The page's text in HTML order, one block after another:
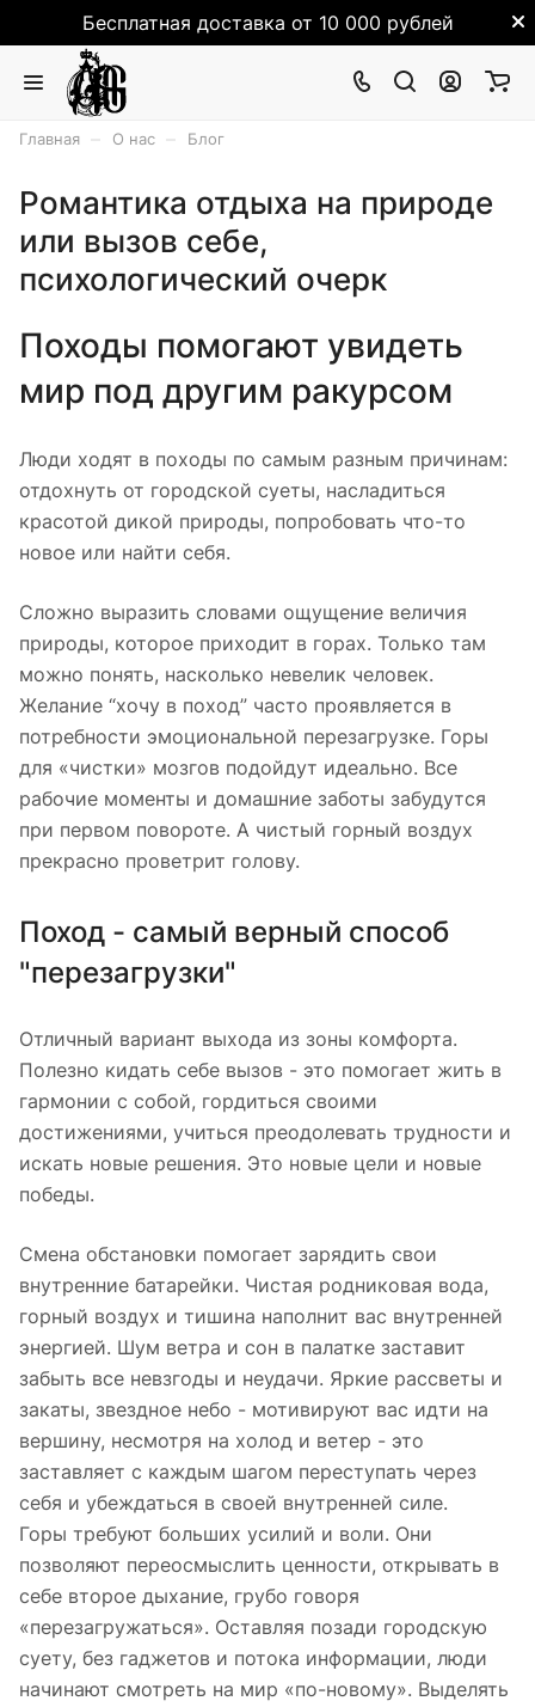
Бесплатная доставка от 10 000 рублей
Главная О нас Блог
Романтика отдыха на природе
или вызов себе,
психологический очерк
Походы помогают увидеть
мир под другим ракурсом
Люди ходят в походы по самым разным причинам:
отдохнуть от городской суеты, насладиться
красотой дикой природы, попробовать что-то
новое или найти себя.
Сложно выразить словами ощущение величия
природы, которое приходит в горах. Только там
можно понять, насколько невелик человек.
Желание “хочу в поход” часто проявляется в
потребности эмоциональной перезагрузке. Горы
для «чистки» мозгов подойдут идеально. Все
рабочие моменты и домашние заботы забудутся
при первом повороте. А чистый горный воздух
прекрасно проветрит голову.
Поход - самый верный способ
"перезагрузки"
Отличный вариант выхода из зоны комфорта.
Полезно кидать себе вызов - это помогает жить в
гармонии с собой, гордиться своими
достижениями, учиться преодолевать трудности и
искать новые решения. Это новые цели и новые
победы.
Смена обстановки помогает зарядить свои
внутренние батарейки. Чистая родниковая вода,
горный воздух и тишина наполнит вас внутренней
энергией. Шум ветра и сон в палатке заставит
забыть все невзгоды и неудачи. Яркие рассветы и
закаты, звездное небо - мотивируют вас идти на
вершину, несмотря на холод и ветер - это
заставляет с каждым шагом переступать через
себя и убеждаться в своей внутренней силе.
Горы требуют больших усилий и воли. Они
позволяют переосмыслить ценности, открывать в
себе второе дыхание, грубо говоря
«перезагружаться». Оставляя позади городскую
суету, без гаджетов и потока информации, люди
начинают смотреть на мир «по-новому». Выделять